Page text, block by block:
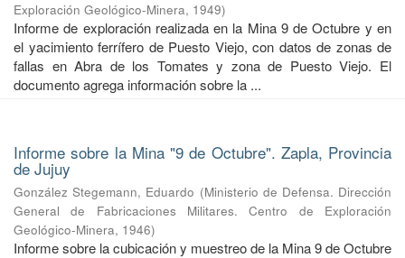
Exploración Geológico-Minera, 1949)
Informe de exploración realizada en la Mina 9 de Octubre y en
el yacimiento ferrífero de Puesto Viejo, con datos de zonas de
fallas en Abra de los Tomates y zona de Puesto Viejo. El
documento agrega información sobre la ...
Informe sobre la Mina "9 de Octubre". Zapla, Provincia
de Jujuy
González Stegemann, Eduardo (Ministerio de Defensa. Dirección
General de Fabricaciones Militares. Centro de Exploración
Geológico-Minera, 1946)
Informe sobre la cubicación y muestreo de la Mina 9 de Octubre